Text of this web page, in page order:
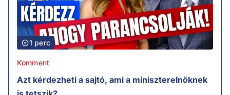
1 perc
Komment
Azt kérdezheti a sajtó, ami a miniszterelnöknek